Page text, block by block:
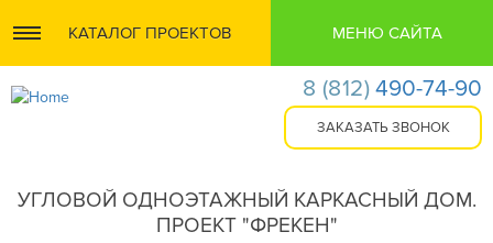
КАТАЛОГ ПРОЕКТОВ МЕНЮ САЙТА
8 (812) 490-74-90
УГЛОВОЙ ОДНОЭТАЖНЫЙ КАРКАСНЫЙ ДОМ.
ПРОЕКТ "ФРЕКЕН"